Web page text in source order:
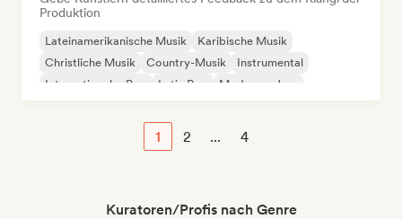
Produktion
Lateinamerikanische Musik
Karibische Musik
Christliche Musik
Country-Musik
Instrumental
Internationaler Pop
Latin Pop Moderner Jazz
1 2 ... 4
Kuratoren/Profis nach Genre